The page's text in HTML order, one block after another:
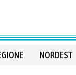
NORDEST